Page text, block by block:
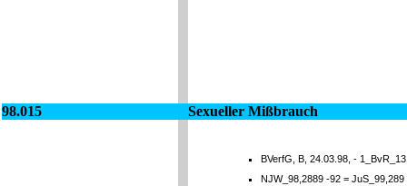
98.015 Sexueller Mißbrauch
BVerfG, B, 24.03.98, -
NJW_98,2889 -92 =